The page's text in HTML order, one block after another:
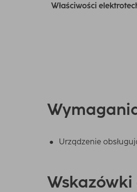
Właściwości
Urządzenie